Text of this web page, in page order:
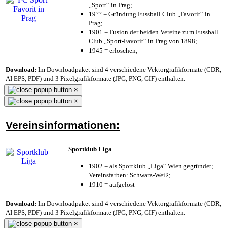
„Sport“ in Prag;
19?? = Gründung Fussball Club „Favorit“ in
Prag;
1901 = Fusion der beiden Vereine zum Fussball
Club „Sport-Favorit“ in Prag von 1898;
1945 = erloschen;
Download: Im Downloadpaket sind 4 verschiedene Vektorgrafikformate (CDR,
AI EPS, PDF) und 3 Pixelgrafikformate (JPG, PNG, GIF) enthalten.
×
×
Vereinsinformationen:
Sportklub Liga
1902 = als Sportklub „Liga“ Wien gegründet;
Vereinsfarben: Schwarz-Weiß;
1910 = aufgelöst
Download: Im Downloadpaket sind 4 verschiedene Vektorgrafikformate (CDR,
AI EPS, PDF) und 3 Pixelgrafikformate (JPG, PNG, GIF) enthalten.
×